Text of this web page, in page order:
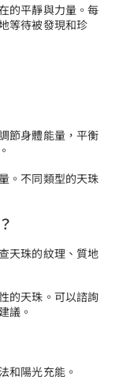
的平靜與力量。每
等待被發現和珍
節身體能量，平衡
。不同類型的天珠
天珠的紋理、質地
的天珠。可以諮詢
議。
和陽光充能。